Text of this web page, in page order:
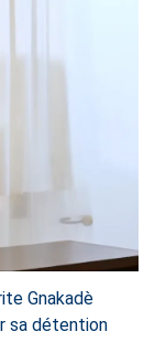
Gnakadè
sa détention